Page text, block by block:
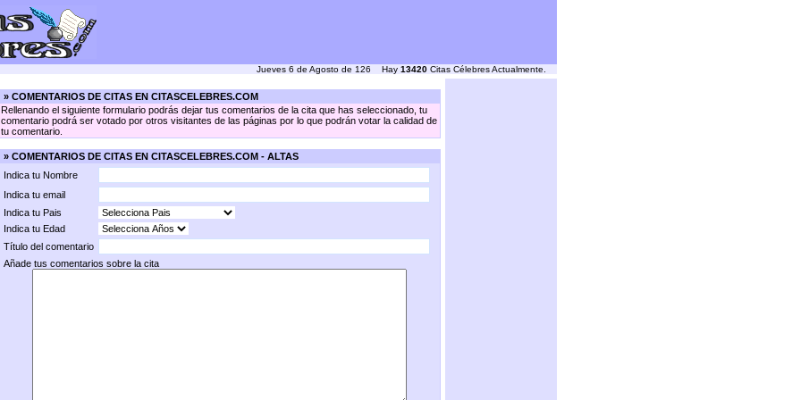
Jueves 6 de Agosto de 126 Hay 13420 Citas Célebres Actualmente.
» COMENTARIOS DE CITAS EN CITASCELEBRES.COM
Rellenando el siguiente formulario podrás dejar tus comentarios de la cita que has seleccionado, tu
comentario podrá ser votado por otros visitantes de las páginas por lo que podrán votar la calidad de
tu comentario.
» COMENTARIOS DE CITAS EN CITASCELEBRES.COM - ALTAS
Indica tu Nombre
Indica tu email
Indica tu Pais
Indica tu Edad
Título del comentario
Añade tus comentarios sobre la cita